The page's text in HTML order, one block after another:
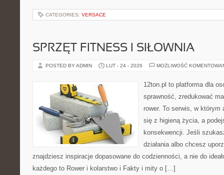
CATEGORIES: VERSACE
SPRZĘT FITNESS I SIŁOWNIA
POSTED BY ADMIN LUT - 24 - 2026 MOŻLIWOŚĆ
12ton.pl to platforma dla
sprawność, zredukować
rower. To serwis, w
się z higieną życia, a
konsekwencji. Jeśli
działania albo chcesz
znajdziesz inspiracje dopasowane do codzienności, a nie do
każdego to Rower i kolarstwo i Fakty i mity o […]